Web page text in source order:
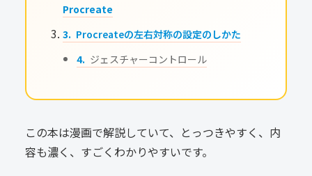
Procreate
Procreateの左右対称の設定のしかた
ジェスチャーコントロール
この本は漫画で解説していて、とっつきやすく、内
容も濃く、すごくわかりやすいです。